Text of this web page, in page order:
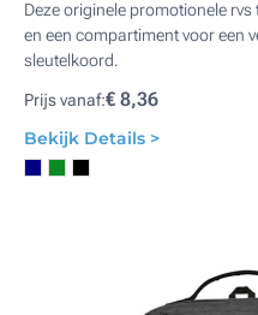
Deze originele promotionele
en een compartiment voor een
sleutelkoord.
Prijs vanaf:€ 8,36
Bekijk Details >